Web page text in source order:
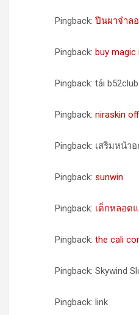
Pingback: ปีนผาจำล
Pingback: buy
Pingback: tải b52club
Pingback: niraskin
Pingback: เสริมหน้าอ
Pingback: sunwin
Pingback: เด็กหลอด
Pingback: the cali
Pingback: Skywind
Pingback: link